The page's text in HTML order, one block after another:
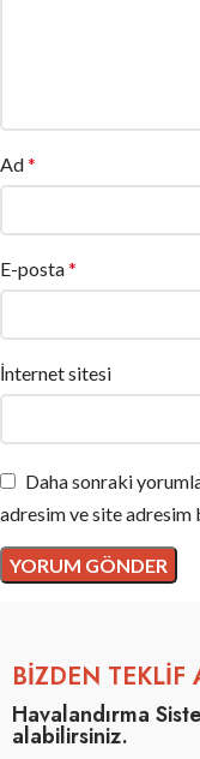
Ad*
E-posta*
İnternet sitesi
Daha sonraki
adresim ve site adresim
BİZDEN TEKLİF
Havalandırma
alabilirsiniz.